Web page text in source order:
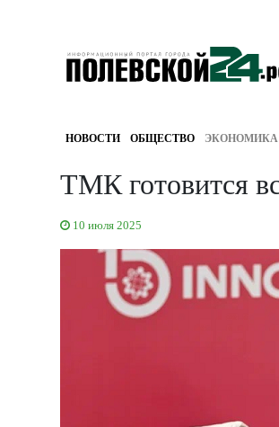
НОВОСТИ ОБЩЕСТВО ЭКОНОМИКА
ТМК готовится
10 июля 2025